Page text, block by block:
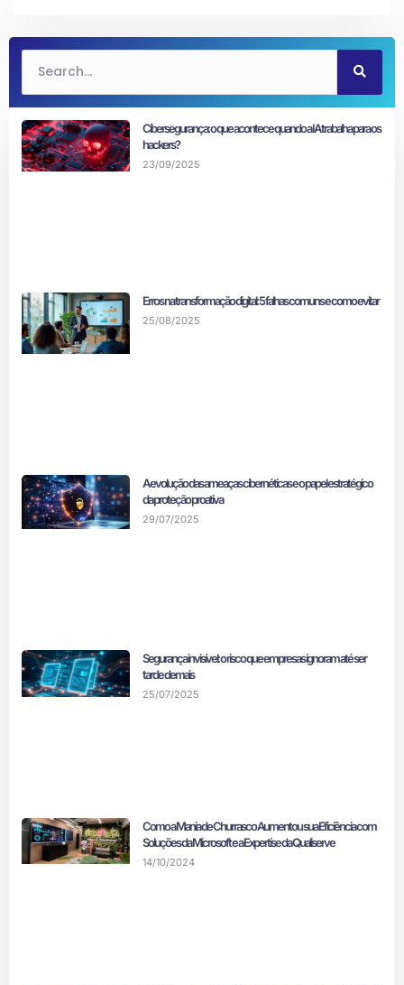
Cibersegurança: o que acontece quando a IA trabalha para os
hackers?
23/09/2025
Erros na transformação digital: 5 falhas comuns e como evitar
25/08/2025
A evolução das ameaças cibernéticas e o papel estratégico
da proteção proativa
29/07/2025
Segurança invisível: o risco que empresas ignoram até ser
tarde demais
25/07/2025
Como a Mania de Churrasco Aumentou sua Eficiência com
Soluções da Microsoft e a Expertise da Qualiserve
14/10/2024